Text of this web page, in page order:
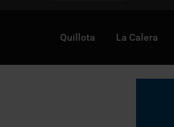
Quillota La Calera